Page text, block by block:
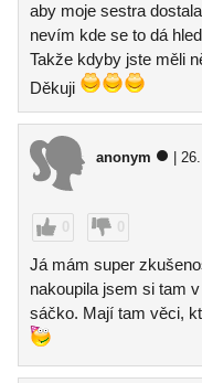
aby moje sestra
nevím kde se to dá
Takže kdyby jste měli
Děkuji
anonym |
0 0
Já mám super
nakoupila jsem si tam
sáčko. Mají tam věci,